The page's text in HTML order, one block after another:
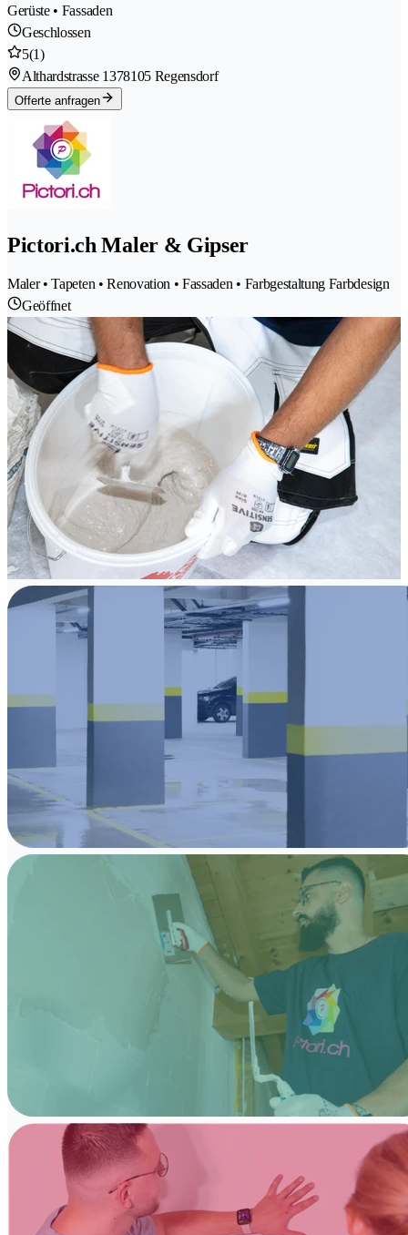
Gerüste • Fassaden
Geschlossen
5(1)
Althardstrasse 1378105 Regensdorf
Offerte anfragen
Pictori.ch Maler & Gipser
Maler • Tapeten • Renovation • Fassaden • Farbgestaltung Farbdesign
Geöffnet